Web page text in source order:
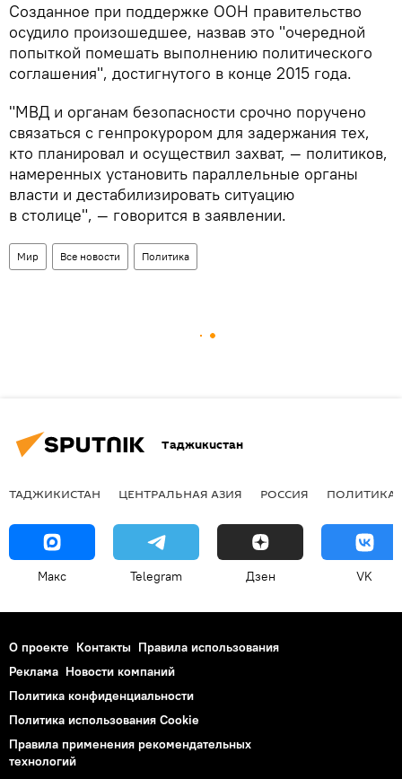
Созданное при поддержке ООН правительство
осудило произошедшее, назвав это "очередной
попыткой помешать выполнению политического
соглашения", достигнутого в конце 2015 года.
"МВД и органам безопасности срочно поручено
связаться с генпрокурором для задержания тех,
кто планировал и осуществил захват, — политиков,
намеренных установить параллельные органы
власти и дестабилизировать ситуацию
в столице", — говорится в заявлении.
Мир Все новости Политика
Таджикистан
ТАДЖИКИСТАН ЦЕНТРАЛЬНАЯ АЗИЯ РОССИЯ ПОЛИТИКА
Макс Telegram Дзен VK
О проекте Контакты Правила использования
Реклама Новости компаний
Политика конфиденциальности
Политика использования Cookie
Правила применения рекомендательных
технологий